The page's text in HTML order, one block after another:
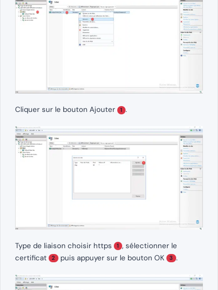
Cliquer sur le bouton Ajouter 1 .
Type de liaison choisir https 1 , sélectionner le
certificat
2 puis appuyer sur le bouton OK 3 .